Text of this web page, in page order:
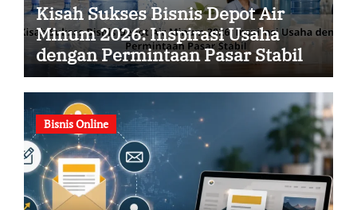
Kisah Sukses Bisnis Depot Air
Minum 2026: Inspirasi Usaha
dengan Permintaan Pasar Stabil
Bisnis Online